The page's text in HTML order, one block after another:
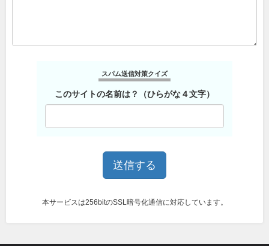
スパム送信対策クイズ
このサイトの名前は？（ひらがな４文字）
本サービスは256bitのSSL暗号化通信に対応しています。